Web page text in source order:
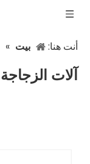
أنت هنا: بيت »
آلات الزجاجة 101